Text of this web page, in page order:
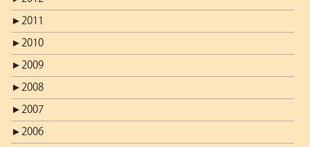
► 2011
► 2010
► 2009
► 2008
► 2007
► 2006